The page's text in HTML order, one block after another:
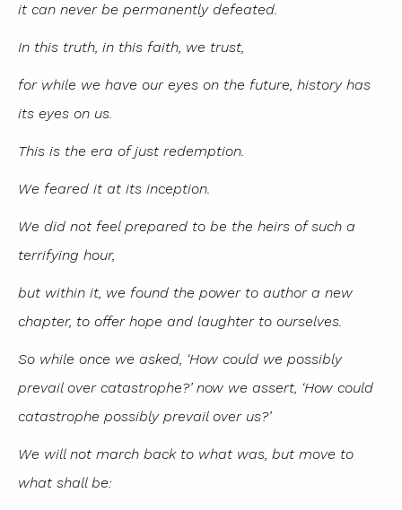
it can never be permanently defeated.
In this truth, in this faith, we trust,
for while we have our eyes on the future, history has
its eyes on us.
This is the era of just redemption.
We feared it at its inception.
We did not feel prepared to be the heirs of such a
terrifying hour,
but within it, we found the power to author a new
chapter, to offer hope and laughter to ourselves.
So while once we asked, ‘How could we possibly
prevail over catastrophe?’ now we assert, ‘How could
catastrophe possibly prevail over us?’
We will not march back to what was, but move to
what shall be: